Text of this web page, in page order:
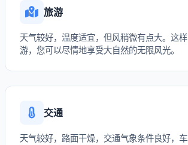
旅游
天气较好，温度适宜，但风稍微有点大。这
游，您可以尽情地享受大自然的无限风光。
交通
天气较好，路面干燥，交通气象条件良好，